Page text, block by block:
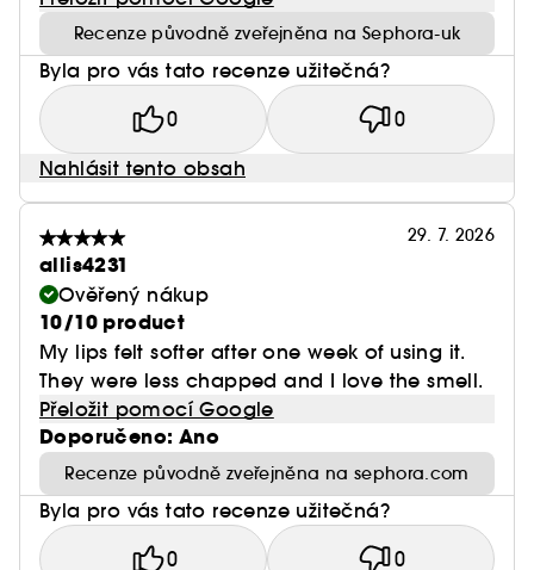
Recenze původně zveřejněna na Sephora-uk
Byla pro vás tato recenze užitečná?
0 0
Nahlásit tento obsah
29. 7. 2026
allis4231
Ověřený nákup
10/10 product
My lips felt softer after one week of using it.
They were less chapped and I love the smell.
Přeložit pomocí Google
Doporučeno: Ano
Recenze původně zveřejněna na sephora.com
Byla pro vás tato recenze užitečná?
0 0